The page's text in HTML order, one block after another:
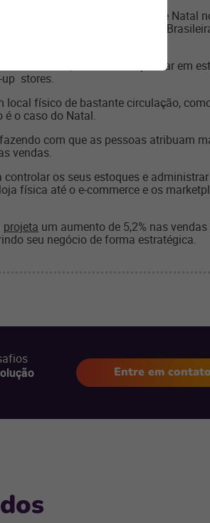
se ter uma ideia, as vendas de Natal
feito pela Associação
aumentam, é necessário pensar em
up stores.
físico de bastante circulação,
o caso do Natal.
com que as pessoas atribuam
vendas.
os seus estoques e
física até o e-commerce e os
projeta um aumento de 5,2% nas
seu negócio de forma estratégica.
Entre em contato